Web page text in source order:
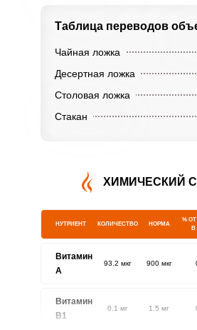
Таблица переводов
Чайная ложка
Десертная ложка
Столовая ложка
Стакан
ХИМИЧЕСКИЙ
НУТРИЕНТ КОЛИЧЕСТВО НОРМА
%
В
Витамин
A
93.2 мкг 900 мкг
Витамин
В1
0.1 мг 1.5 мг